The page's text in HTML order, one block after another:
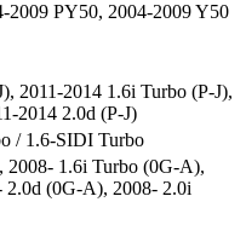
2009 PY50, 2004-2009 Y50
, 2011-2014 1.6i Turbo (P-J),
2014 2.0d (P-J)
/ 1.6-SIDI Turbo
, 2008- 1.6i Turbo (0G-A),
2.0d (0G-A), 2008- 2.0i